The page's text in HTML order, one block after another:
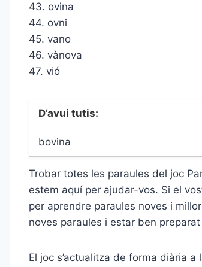
43. ovina
44. ovni
45. vano
46. vànova
47. vió
D’avui tutis:
bovina
Trobar totes les paraules del joc
estem aquí per ajudar-vos. Si el
per aprendre paraules noves i
noves paraules i estar ben
El joc s’actualitza de forma diària